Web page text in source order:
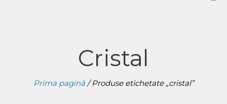
Cristal
Prima pagină/ Produse etichetate „cristal”